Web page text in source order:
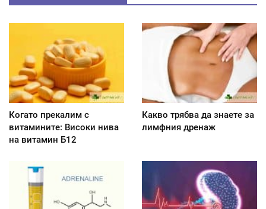
Когато прекалим с
витамините: Високи нива
на витамин Б12
Какво трябва да знаете за
лимфния дренаж